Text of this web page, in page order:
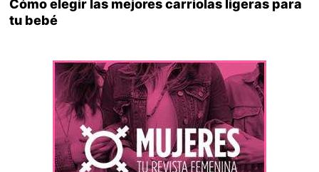
Cómo elegir las mejores carriolas ligeras para
tu bebé